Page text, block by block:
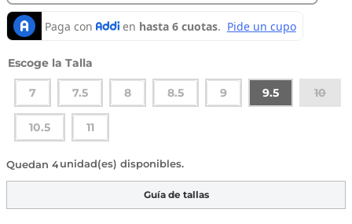
Talla
7 7.5 8 8.5 9 9.5 10
10.5 11
4 disponibles
Guía de tallas